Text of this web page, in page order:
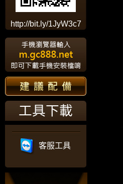
http://bit.ly/1JyW3c7
工具下載
客服工具